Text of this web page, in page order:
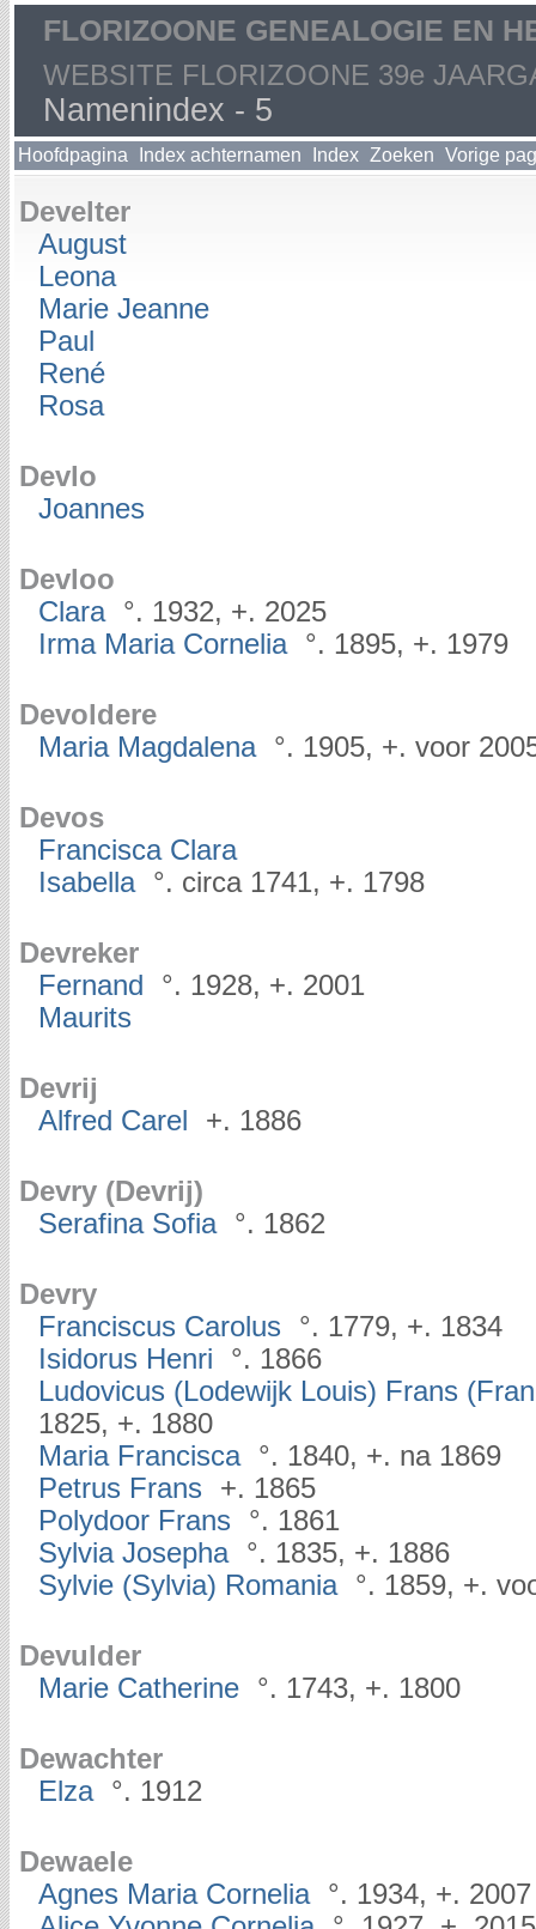
FLORIZOONE GENEALOGIE EN
WEBSITE FLORIZOONE 39e
Namenindex - 5
Hoofdpagina Index achternamen Index Zoeken Vorige
Develter
August
Leona
Marie Jeanne
Paul
René
Rosa
Devlo
Joannes
Devloo
Clara
°. 1932, +. 2025
Irma Maria Cornelia
°. 1895, +. 1979
Devoldere
Maria Magdalena
°. 1905, +. voor
Devos
Francisca Clara
Isabella
°. circa 1741, +. 1798
Devreker
Fernand
°. 1928, +. 2001
Maurits
Devrij
Alfred Carel
+. 1886
Devry (Devrij)
Serafina Sofia
°. 1862
Devry
Franciscus Carolus
°. 1779, +. 1834
Isidorus Henri
°. 1866
Ludovicus (Lodewijk Louis) Frans
1825, +. 1880
Maria Francisca
°. 1840, +. na 1869
Petrus Frans
+. 1865
Polydoor Frans
°. 1861
Sylvia Josepha
°. 1835, +. 1886
Sylvie (Sylvia) Romania
°. 1859, +.
Devulder
Marie Catherine
°. 1743, +. 1800
Dewachter
Elza
°. 1912
Dewaele
Agnes Maria Cornelia
°. 1934, +. 2007